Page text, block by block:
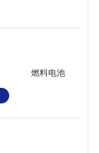
燃料电池